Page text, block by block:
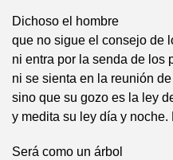
Dichoso el hombre
que no sigue el consejo de
ni entra por la senda de los
ni se sienta en la reunión
sino que su gozo es la ley
y medita su ley día y noche.
Será como un árbol